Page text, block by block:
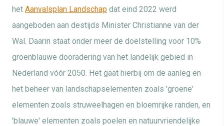
het Aanvalsplan Landschap dat eind 2022 werd
aangeboden aan destijds Minister Christianne van der
Wal. Daarin staat onder meer de doelstelling voor 10%
groenblauwe dooradering van het landelijk gebied in
Nederland vóór 2050. Het gaat hierbij om de aanleg en
het beheer van landschapselementen zoals 'groene'
elementen zoals struweelhagen en bloemrijke randen, en
'blauwe' elementen zoals poelen en natuurvriendelijke